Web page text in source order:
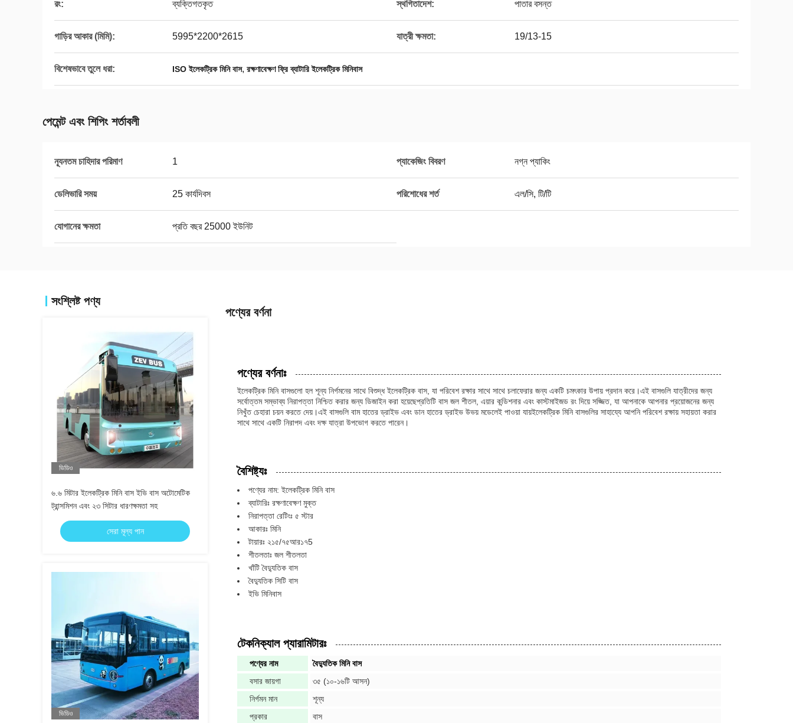
রং: ব্যক্তিগতকৃত স্থগিতাদেশ: পাতার বসন্ত
গাড়ির আকার (মিমি): 5995*2200*2615 যাত্রী ক্ষমতা: 19/13-15
বিশেষভাবে তুলে ধরা: ISO ইলেকট্রিক মিনি বাস, রক্ষণাবেক্ষণ ফ্রি ব্যাটারি ইলেকট্রিক মিনিবাস
পেমেন্ট এবং শিপিং শর্তাবলী
ন্যূনতম চাহিদার পরিমাণ 1 প্যাকেজিং বিবরণ নগ্ন প্যাকিং
ডেলিভারি সময় 25 কার্যদিবস পরিশোধের শর্ত এল/সি, টি/টি
যোগানের ক্ষমতা প্রতি বছর 25000 ইউনিট
সংশ্লিষ্ট পণ্য
ভিডিও
৬.৬ মিটার ইলেকট্রিক মিনি বাস ইভি বাস অটোমেটিক
ট্রান্সমিশন এবং ২৩ সিটার ধারণক্ষমতা সহ
সেরা মূল্য পান
ভিডিও
পণ্যের বর্ণনা
পণ্যের বর্ণনাঃ
ইলেকট্রিক মিনি বাসগুলো হল শূন্য নির্গমনের সাথে বিশুদ্ধ ইলেকট্রিক বাস, যা পরিবেশ রক্ষার সাথে সাথে চলাফেরার জন্য একটি চমৎকার উপায় প্রদান করে।এই বাসগুলি যাত্রীদের জন্য
সর্বোত্তম সম্ভাব্য নিরাপত্তা নিশ্চিত করার জন্য ডিজাইন করা হয়েছেপ্রতিটি বাস জল শীতল, এয়ার কন্ডিশনার এবং কাস্টমাইজড রং দিয়ে সজ্জিত, যা আপনাকে আপনার প্রয়োজনের জন্য
নিখুঁত চেহারা চয়ন করতে দেয়।এই বাসগুলি বাম হাতের ড্রাইভ এবং ডান হাতের ড্রাইভ উভয় মডেলেই পাওয়া যায়ইলেকট্রিক মিনি বাসগুলির সাহায্যে আপনি পরিবেশ রক্ষায় সহায়তা করার
সাথে সাথে একটি নিরাপদ এবং দক্ষ যাত্রা উপভোগ করতে পারেন।
বৈশিষ্ট্যঃ
পণ্যের নাম: ইলেকট্রিক মিনি বাস
ব্যাটারিঃ রক্ষণাবেক্ষণ মুক্ত
নিরাপত্তা রেটিংঃ ৫ স্টার
আকারঃ মিনি
টায়ারঃ ২১৫/৭৫আর১৭5
শীতলতাঃ জল শীতলতা
খাঁটি বৈদ্যুতিক বাস
বৈদ্যুতিক সিটি বাস
ইভি মিনিবাস
টেকনিক্যাল প্যারামিটারঃ
পণ্যের নাম
বৈদ্যুতিক মিনি বাস
বসার জায়গা
৩৫ (১০-১৬টি আসন)
নির্গমন মান
শূন্য
প্রকার
বাস